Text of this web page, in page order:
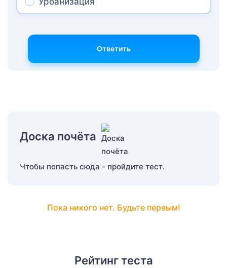
Ответить
Доска почёта
Чтобы попасть сюда - пройдите тест.
Пока никого нет. Будьте первым!
Рейтинг теста